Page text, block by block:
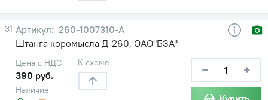
31
260-1007310-А
Штанга коромысла Д-260, ОАО"БЗА"
Наличие
Цена с НДС
390 руб.
К схеме − +